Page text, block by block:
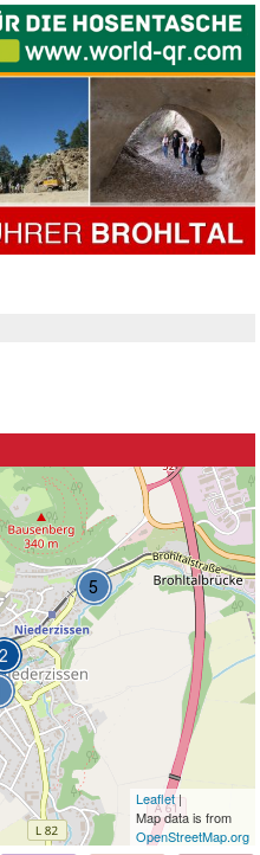
Leaflet|
Map data is from
OpenStreetMap.org